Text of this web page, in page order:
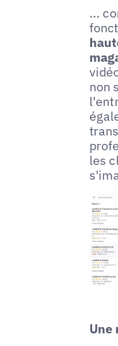
...
non
les
Une